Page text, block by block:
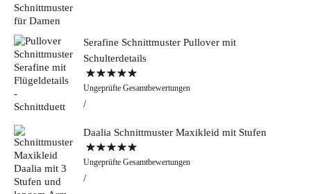
Serafine Schnittmuster Pullover mit
Schulterdetails
Bewertet mit
5.00von 5
Ungeprüfte Gesamtbewertungen
Daalia Schnittmuster Maxikleid mit Stufen
Bewertet mit
5.00von 5
Ungeprüfte Gesamtbewertungen